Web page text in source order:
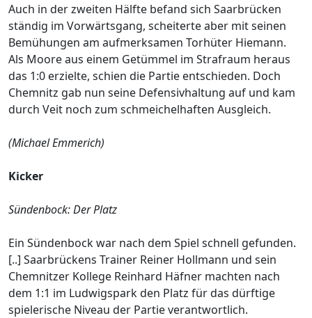
Auch in der zweiten Hälfte befand sich Saarbrücken
ständig im Vorwärtsgang, scheiterte aber mit seinen
Bemühungen am aufmerksamen Torhüter Hiemann.
Als Moore aus einem Getümmel im Strafraum heraus
das 1:0 erzielte, schien die Partie entschieden. Doch
Chemnitz gab nun seine Defensivhaltung auf und kam
durch Veit noch zum schmeichelhaften Ausgleich.
(Michael Emmerich)
Kicker
Sündenbock: Der Platz
Ein Sündenbock war nach dem Spiel schnell gefunden.
[..] Saarbrückens Trainer Reiner Hollmann und sein
Chemnitzer Kollege Reinhard Häfner machten nach
dem 1:1 im Ludwigspark den Platz für das dürftige
spielerische Niveau der Partie verantwortlich.